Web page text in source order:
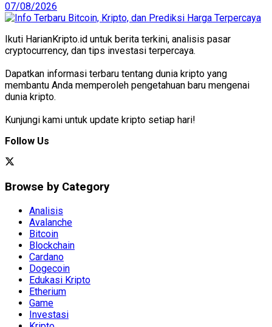
07/08/2026
Ikuti HarianKripto.id untuk berita terkini, analisis pasar
cryptocurrency, dan tips investasi terpercaya.
Dapatkan informasi terbaru tentang dunia kripto yang
membantu Anda memperoleh pengetahuan baru mengenai
dunia kripto.
Kunjungi kami untuk update kripto setiap hari!
Follow Us
Browse by Category
Analisis
Avalanche
Bitcoin
Blockchain
Cardano
Dogecoin
Edukasi Kripto
Etherium
Game
Investasi